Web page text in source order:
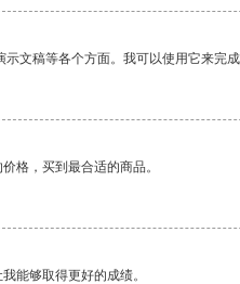
文稿等各个方面。我可以使用它来完
格，买到最合适的商品。
能够取得更好的成绩。